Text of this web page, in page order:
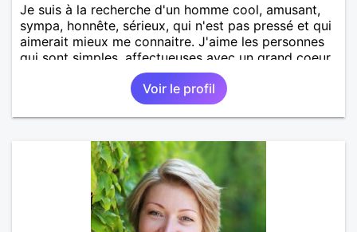
Je suis à la recherche d'un homme cool, amusant,
sympa, honnête, sérieux, qui n'est pas pressé et qui
aimerait mieux me connaitre. J'aime les personnes
qui sont simples, affectueuses avec un grand coeur.
Voir le profil